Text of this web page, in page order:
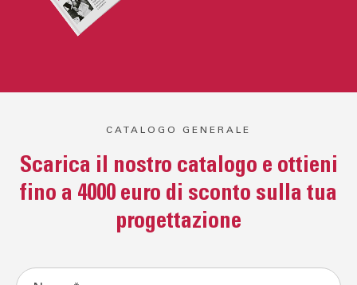
CATALOGO GENERALE
Scarica il nostro catalogo e ottieni
fino a 4000 euro di sconto sulla tua
progettazione